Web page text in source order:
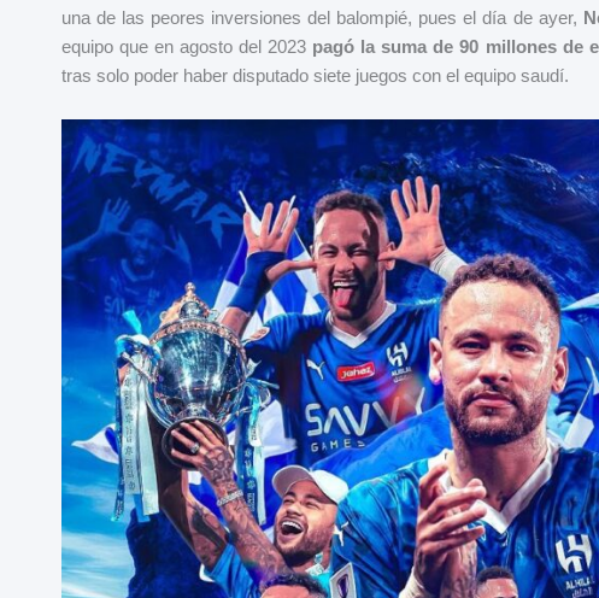
una de las peores inversiones del balompié, pues el día de ayer,
equipo que en agosto del 2023 pagó la suma de 90 millones de
tras solo poder haber disputado siete juegos con el equipo saudí.